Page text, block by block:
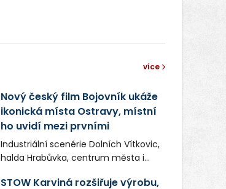
více
Nový český film Bojovník ukáže
ikonická místa Ostravy, místní
ho uvidí mezi prvními
Industriální scenérie Dolních Vítkovic,
halda Hrabůvka, centrum města i
v novém filmu Bojovník, který vstoupí
STOW Karviná rozšiřuje výrobu,